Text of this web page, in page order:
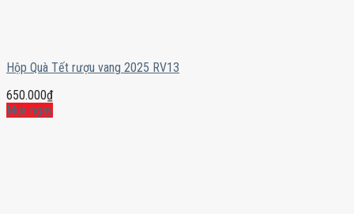
Hộp Quà Tết rượu vang 2025 RV13
650.000₫
Mua ngay